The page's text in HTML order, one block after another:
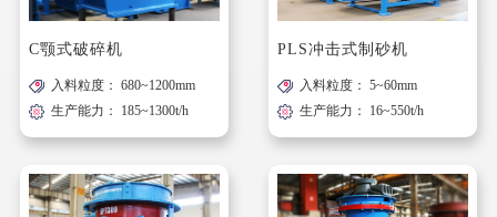
C颚式破碎机
入料粒度： 680~1200mm
生产能力： 185~1300t/h
PLS冲击式制砂机
入料粒度： 5~60mm
生产能力： 16~550t/h